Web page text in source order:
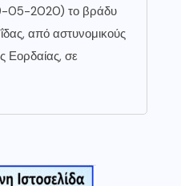
05-2020) το βράδυ
από αστυνομικούς
Εορδαίας, σε